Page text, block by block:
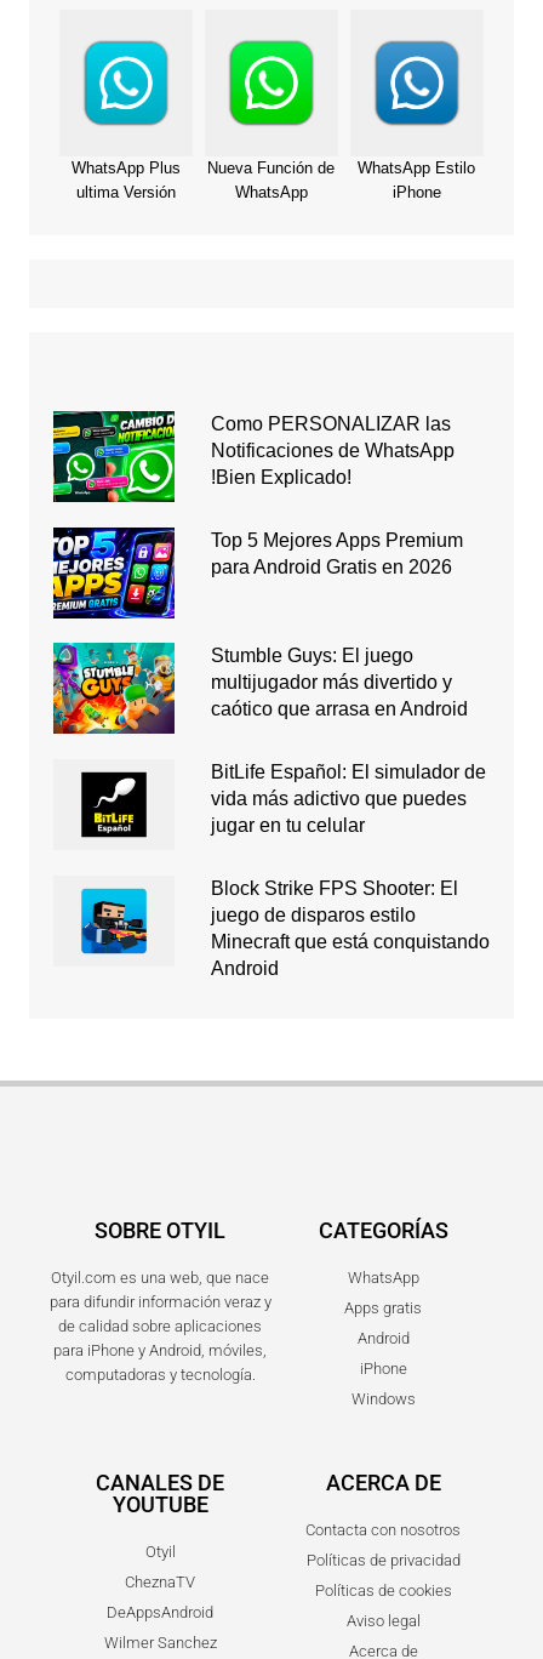
WhatsApp Plus
ultima Versión
Nueva Función de
WhatsApp
WhatsApp Estilo
iPhone
Como PERSONALIZAR las
Notificaciones de WhatsApp
!Bien Explicado!
Top 5 Mejores Apps Premium
para Android Gratis en 2026
Stumble Guys: El juego
multijugador más divertido y
caótico que arrasa en Android
BitLife Español: El simulador de
vida más adictivo que puedes
jugar en tu celular
Block Strike FPS Shooter: El
juego de disparos estilo
Minecraft que está conquistando
Android
SOBRE OTYIL
Otyil.com es una web, que nace
para difundir información veraz y
de calidad sobre aplicaciones
para iPhone y Android, móviles,
computadoras y tecnología.
CATEGORÍAS
WhatsApp
Apps gratis
Android
iPhone
Windows
CANALES DE
YOUTUBE
Otyil
CheznaTV
DeAppsAndroid
Wilmer Sanchez
ACERCA DE
Contacta con nosotros
Políticas de privacidad
Políticas de cookies
Aviso legal
Acerca de